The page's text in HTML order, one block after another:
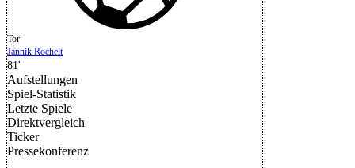
Tor
Jannik Rochelt
81'
Aufstellungen
Spiel-Statistik
Letzte Spiele
Direktvergleich
Ticker
Pressekonferenz